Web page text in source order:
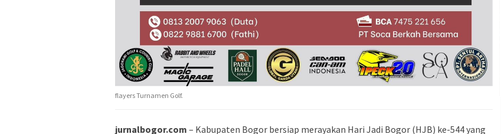
flayers Turnamen Golf.
jurnalbogor.com – Kabupaten Bogor bersiap merayakan Hari Jadi Bogor (HJB) ke-544 yang